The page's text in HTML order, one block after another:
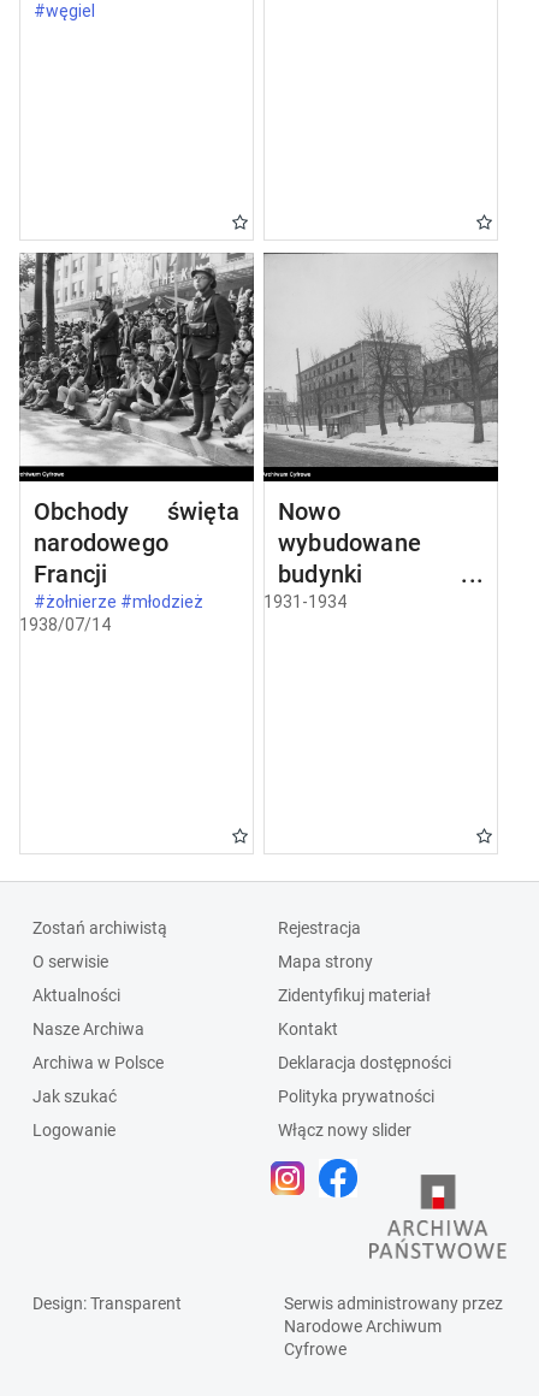
#węgiel
Obchody święta
narodowego
Francji
#żołnierze #młodzież
1938/07/14
Nowo
wybudowane
budynki w
Częstochowie
1931-1934
Zostań archiwistą
O serwisie
Aktualności
Nasze Archiwa
Archiwa w Polsce
Jak szukać
Logowanie
Rejestracja
Mapa strony
Zidentyfikuj materiał
Kontakt
Deklaracja dostępności
Polityka prywatności
Włącz nowy slider
Design: Transparent
Serwis administrowany przez
Narodowe Archiwum
Cyfrowe